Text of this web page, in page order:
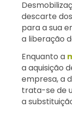
descarte
para a sua
a liberação
Enquanto a
a aquisição
empresa, a
trata-se de
a